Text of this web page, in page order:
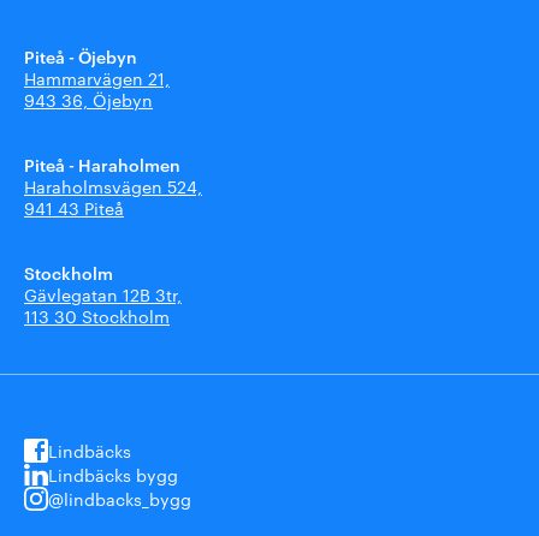
Piteå - Öjebyn
Hammarvägen 21,
943 36, Öjebyn
Piteå - Haraholmen
Haraholmsvägen 524,
941 43 Piteå
Stockholm
Gävlegatan 12B 3tr,
113 30 Stockholm
Lindbäcks
Lindbäcks bygg
@lindbacks_bygg